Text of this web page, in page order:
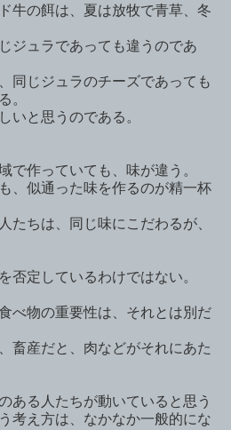
牛の餌は、夏は放牧で青草、冬
ジュラであっても違うのであ
同じジュラのチーズであっても
。
いと思うのである。
で作っていても、味が違う。
、似通った味を作るのが精一杯
たちは、同じ味にこだわるが、
否定しているわけではない。
べ物の重要性は、それとは別だ
畜産だと、肉などがそれにあた
ある人たちが動いていると思う
考え方は、なかなか一般的にな